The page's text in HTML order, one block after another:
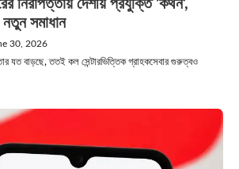
নিরাপত্তায় দেশীয় প্রযুক্তি ‘কথন’,
সমাধান
30, 2026
যত বাড়ছে, ততই কল সেন্টারভিত্তিক গ্রাহকসেবার গুরুত্বও